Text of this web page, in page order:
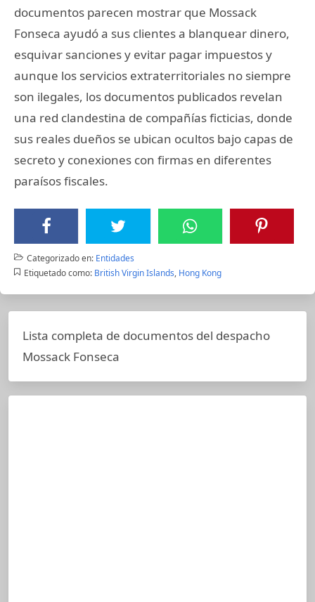
documentos parecen mostrar que Mossack
Fonseca ayudó a sus clientes a blanquear dinero,
esquivar sanciones y evitar pagar impuestos y
aunque los servicios extraterritoriales no siempre
son ilegales, los documentos publicados revelan
una red clandestina de compañías ficticias, donde
sus reales dueños se ubican ocultos bajo capas de
secreto y conexiones con firmas en diferentes
paraísos fiscales.
Categorizado en: Entidades
Etiquetado como: British Virgin Islands, Hong Kong
Lista completa de documentos del despacho
Mossack Fonseca